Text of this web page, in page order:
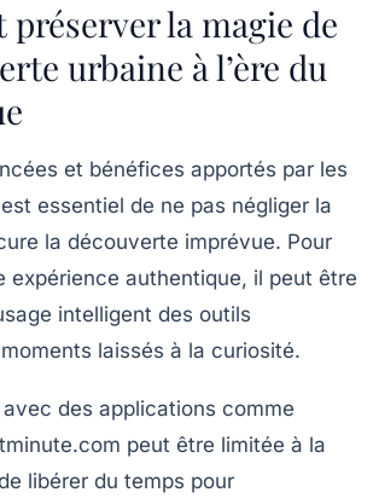
préserver la magie de
urbaine à l’ère du
et bénéfices apportés par les
essentiel de ne pas négliger la
la découverte imprévue. Pour
expérience authentique, il peut être
intelligent des outils
laissés à la curiosité.
des applications comme
peut être limitée à la
libérer du temps pour